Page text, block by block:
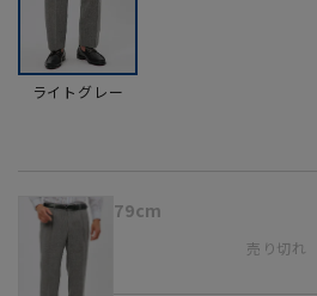
ライトグレー
79cm
売り切れ